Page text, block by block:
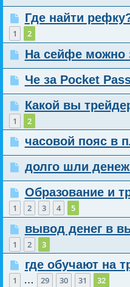
Где найти
1 2
На сейфе можно
Че за Pocket
Какой вы
1 2
часовой пояс в
долго шли
Образование и
1 2 3 4 5
вывод денег в
1 2 3
где обучают на
1 … 29 30 31 32